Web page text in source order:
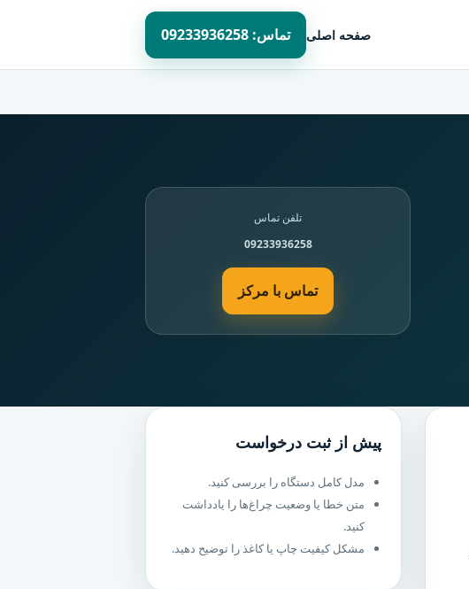
صفحه اصلی تماس: 09233936258
تلفن تماس
09233936258
تماس با مرکز
پیش از ثبت درخواست
مدل کامل دستگاه را بررسی کنید.
متن خطا یا وضعیت چراغ‌ها را یادداشت
کنید.
مشکل کیفیت چاپ یا کاغذ را توضیح دهید.